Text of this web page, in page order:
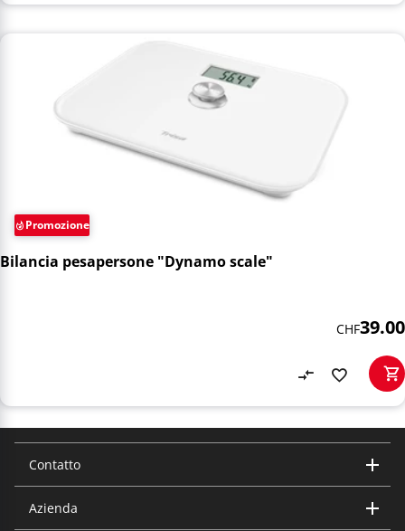
Promozione
Bilancia pesapersone "Dynamo scale"
CHF39.00
Contatto
Trisa Electronics AG
Azienda